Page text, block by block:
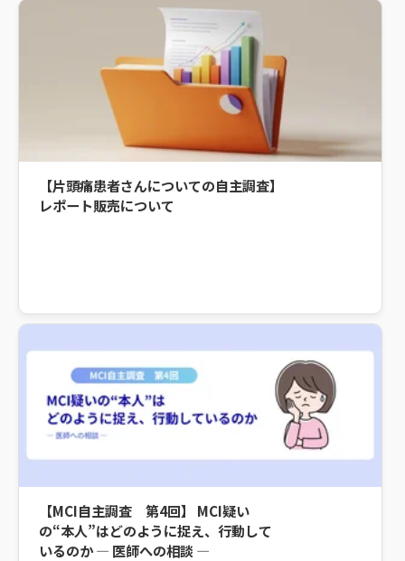
【片頭痛患者さんについての自主調査】
レポート販売について
【MCI自主調査 第4回】 MCI疑い
の“本人”はどのように捉え、行動して
いるのか ― 医師への相談 ―